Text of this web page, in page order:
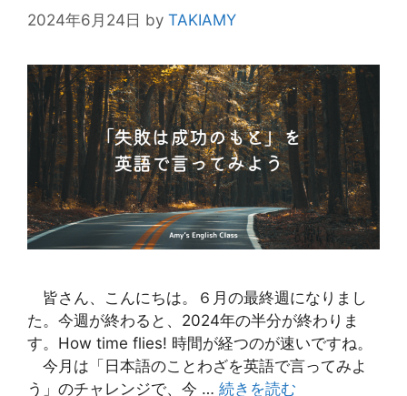
2024年6月24日 by TAKIAMY
皆さん、こんにちは。６月の最終週になりまし
た。今週が終わると、2024年の半分が終わりま
す。How time flies! 時間が経つのが速いですね。
今月は「日本語のことわざを英語で言ってみよ
う」のチャレンジで、今 … 続きを読む